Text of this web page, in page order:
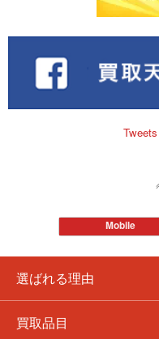
選ばれる理由
買取品目
Mobile